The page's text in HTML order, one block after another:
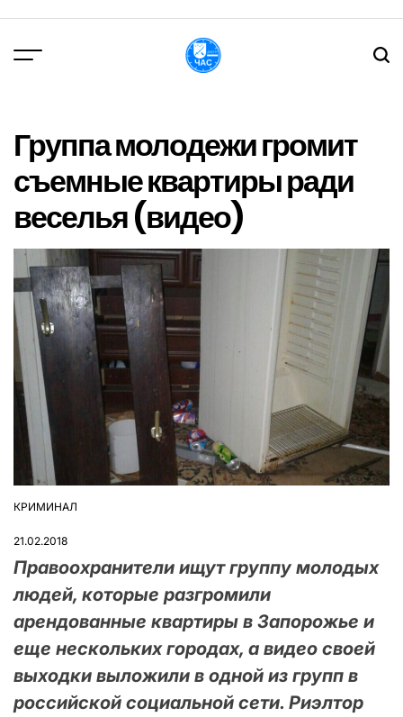
вмісту
Группа молодежи громит
съемные квартиры ради
веселья (видео)
ОПУБЛІКУВАТИ
КРИМИНАЛ
21.02.2018
Правоохранители ищут группу молодых
людей, которые разгромили
арендованные квартиры в Запорожье и
еще нескольких городах, а видео своей
выходки выложили в одной из групп в
российской социальной сети. Риэлтор